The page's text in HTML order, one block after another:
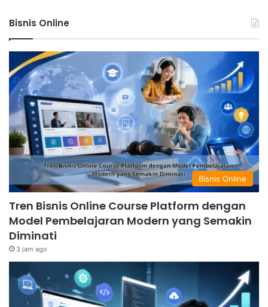
Bisnis Online
Bisnis Online
Tren Bisnis Online Course Platform dengan
Model Pembelajaran Modern yang Semakin
Diminati
3 jam ago